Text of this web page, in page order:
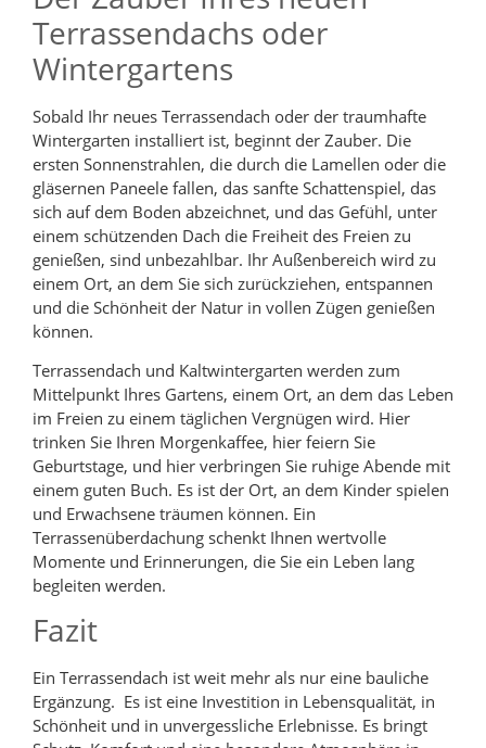
Terrassendachs oder
Wintergartens
Sobald Ihr neues Terrassendach oder der traumhafte
Wintergarten installiert ist, beginnt der Zauber. Die
ersten Sonnenstrahlen, die durch die Lamellen oder die
gläsernen Paneele fallen, das sanfte Schattenspiel, das
sich auf dem Boden abzeichnet, und das Gefühl, unter
einem schützenden Dach die Freiheit des Freien zu
genießen, sind unbezahlbar. Ihr Außenbereich wird zu
einem Ort, an dem Sie sich zurückziehen, entspannen
und die Schönheit der Natur in vollen Zügen genießen
können.
Terrassendach und Kaltwintergarten werden zum
Mittelpunkt Ihres Gartens, einem Ort, an dem das Leben
im Freien zu einem täglichen Vergnügen wird. Hier
trinken Sie Ihren Morgenkaffee, hier feiern Sie
Geburtstage, und hier verbringen Sie ruhige Abende mit
einem guten Buch. Es ist der Ort, an dem Kinder spielen
und Erwachsene träumen können. Ein
Terrassenüberdachung schenkt Ihnen wertvolle
Momente und Erinnerungen, die Sie ein Leben lang
begleiten werden.
Fazit
Ein Terrassendach ist weit mehr als nur eine bauliche
Ergänzung. Es ist eine Investition in Lebensqualität, in
Schönheit und in unvergessliche Erlebnisse. Es bringt